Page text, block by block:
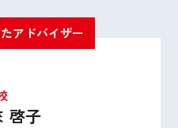
アドバイザー
啓子